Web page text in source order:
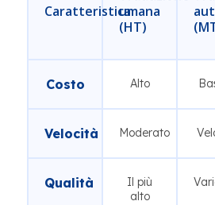
Caratteristicaumana
(HT)
Costo Alto
Velocità Moderato
Qualità
Il più
alto